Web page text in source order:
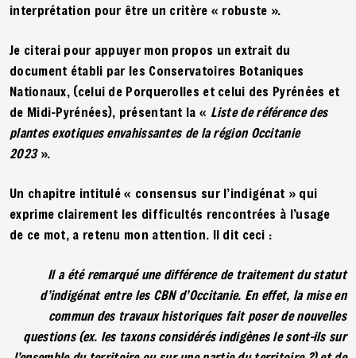
interprétation pour être un critère « robuste ».
Je citerai pour appuyer mon propos un extrait du
document établi par les Conservatoires Botaniques
Nationaux, (celui de Porquerolles et celui des Pyrénées et
de Midi-Pyrénées), présentant la « Liste de référence des
plantes exotiques envahissantes de la région Occitanie
2023».
Un chapitre intitulé « consensus sur l’indigénat » qui
exprime clairement les difficultés rencontrées à l’usage
de ce mot, a retenu mon attention. Il dit ceci :
Il a été remarqué une différence de traitement du statut
d’indigénat entre les CBN d’Occitanie. En effet, la mise en
commun des travaux historiques fait poser de nouvelles
questions (ex. les taxons considérés indigènes le sont-ils sur